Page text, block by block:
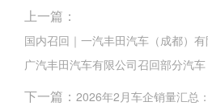
上一篇：
国内召回｜一汽丰田汽车（成都）有
广汽丰田汽车有限公司召回部分汽车
下一篇： 2026年2月车企销量汇总